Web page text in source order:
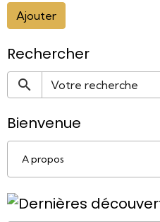
Ajouter
Rechercher
Bienvenue
A propos